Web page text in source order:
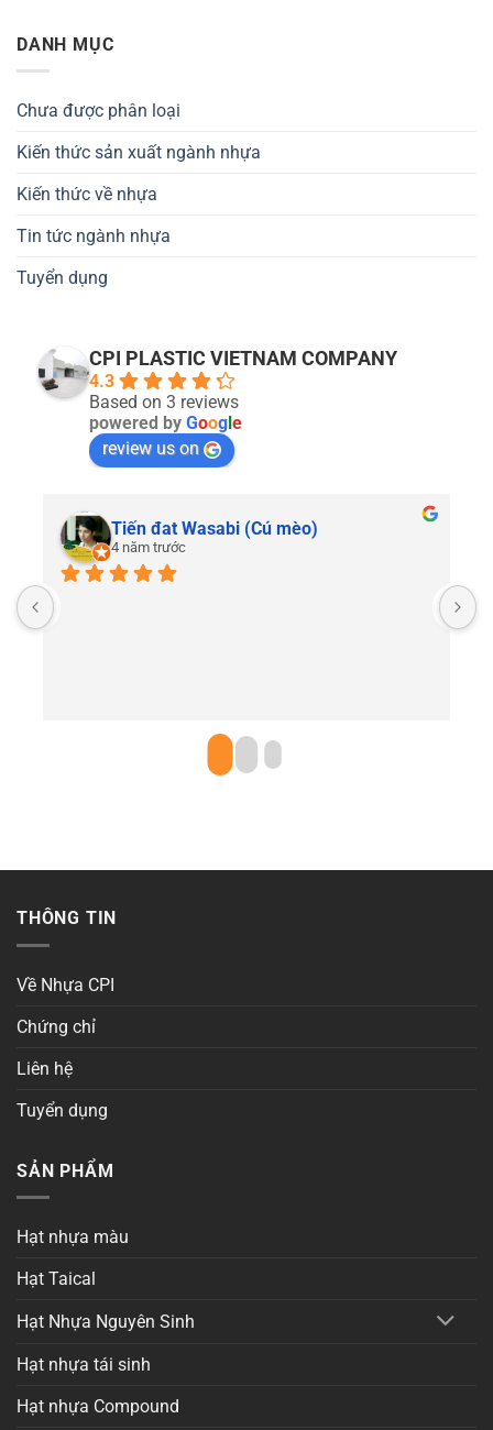
DANH MỤC
Chưa được phân loại
Kiến thức sản xuất ngành nhựa
Kiến thức về nhựa
Tin tức ngành nhựa
Tuyển dụng
CPI PLASTIC VIETNAM COMPANY
4.3
Based on 3 reviews
powered by Goog e
review us on
Tiến đat Wasabi (Cú mèo)
4 năm trước
THÔNG TIN
Về Nhựa CPI
Chứng chỉ
Liên hệ
Tuyển dụng
SẢN PHẨM
Hạt nhựa màu
Hạt Taical
Hạt Nhựa Nguyên Sinh
Hạt nhựa tái sinh
Hạt nhựa Compound